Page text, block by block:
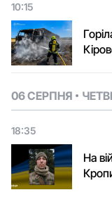
10:15
06 СЕРПНЯ
18:35
На